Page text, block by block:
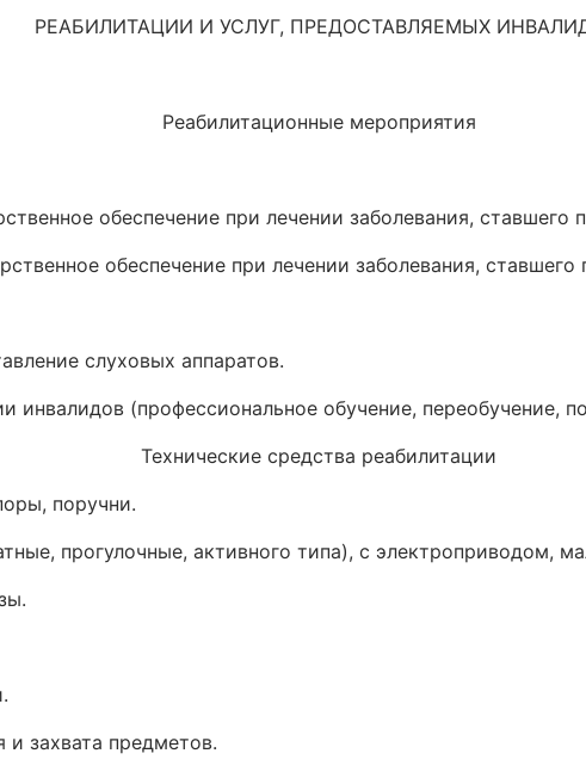
РЕАБИЛИТАЦИИ И УСЛУГ, ПРЕДОСТАВЛЯЕМЫХ
Реабилитационные мероприятия
обеспечение при лечении заболевания, ставшего
обеспечение при лечении заболевания,
слуховых аппаратов.
инвалидов (профессиональное обучение, переобучение,
Технические средства реабилитации
поручни.
прогулочные, активного типа), с электроприводом,
и захвата предметов.